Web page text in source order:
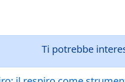
Ti potrebbe